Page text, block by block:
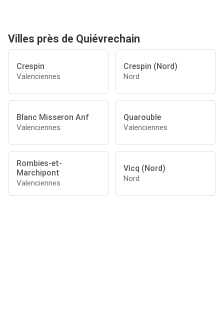
Villes près de Quiévrechain
Crespin
Valenciennes
Crespin (Nord)
Nord
Blanc Misseron Anf
Valenciennes
Quarouble
Valenciennes
Rombies-et-
Marchipont
Valenciennes
Vicq (Nord)
Nord